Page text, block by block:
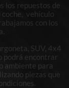
los repuestos de
coche, vehículo
con los
SUV, 4x4
podrá encontrar
ambiente para
piezas que